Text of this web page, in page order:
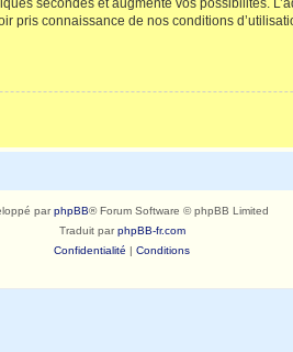
pris connaissance de nos conditions
parphpBB® Forum Software © phpBB Limited
Traduit parphpBB-fr.com
Confidentialité | Conditions